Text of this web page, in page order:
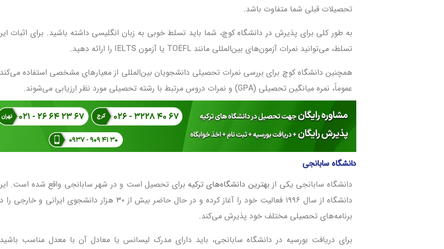
تحصیلات قبلی شما متفاوت باشد.
به طور کلی برای پذیرش در دانشگاه کوچ، شما باید تسلط خوبی به زبان انگلیسی داشته باشید. برای اثبات
تسلط، می‌توانید نمرات آزمون‌های بین‌المللی مانند TOEFL یا آزمون IELTS را ارائه دهید.
همچنین دانشگاه کوچ برای بررسی نمرات تحصیلی دانشجویان بین‌المللی از معیارهای مشخصی استفاده
عموماً، نمره میانگین تحصیلی (GPA) و نمرات دروس مرتبط با رشته تحصیلی مورد نظر ارزیابی می‌شوند.
دانشگاه سابانجی
دانشگاه سابانجی یکی ازبهترین دانشگاه‌های ترکیه برای تحصیل است و در شهر سابانجی واقع شده است.
دانشگاه از سال ۱۹۹۶ فعالیت خود را آغاز کرده و در حال حاضر بیش از ۳۰ هزار دانشجوی ایرانی و خارجی
برنامه‌های تحصیلی مختلف خود پذیرش می‌کند.
برای دریافت بورسیه در دانشگاه سابانجی، باید دارای مدرک لیسانس یا معادل آن با معدل مناسب